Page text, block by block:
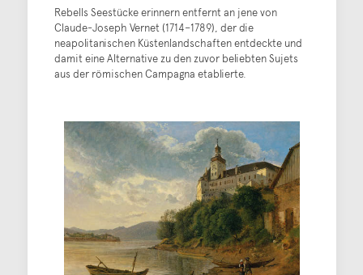
Rebells Seestücke erinnern entfernt an jene von
Claude-Joseph Vernet (1714–1789), der die
neapolitanischen Küstenlandschaften entdeckte und
damit eine Alternative zu den zuvor beliebten Sujets
aus der römischen Campagna etablierte.